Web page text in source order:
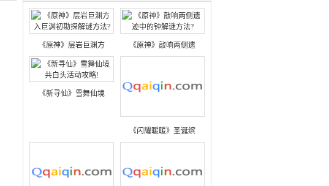
《原神》层岩巨渊方 《原神》敲响两侧遗
《新寻仙》雪舞仙境
《闪耀暖暖》圣诞缤